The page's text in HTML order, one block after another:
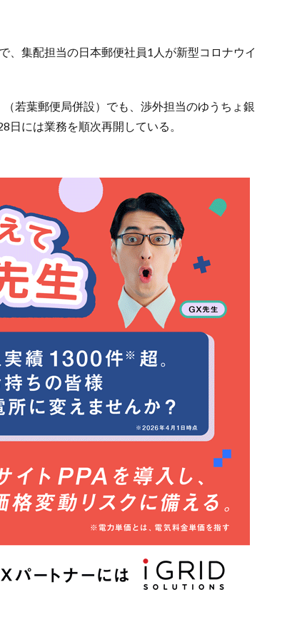
、集配担当の日本郵便社員1人が新型コロナウイ
若葉郵便局併設）でも、渉外担当のゆうちょ銀
には業務を順次再開している。